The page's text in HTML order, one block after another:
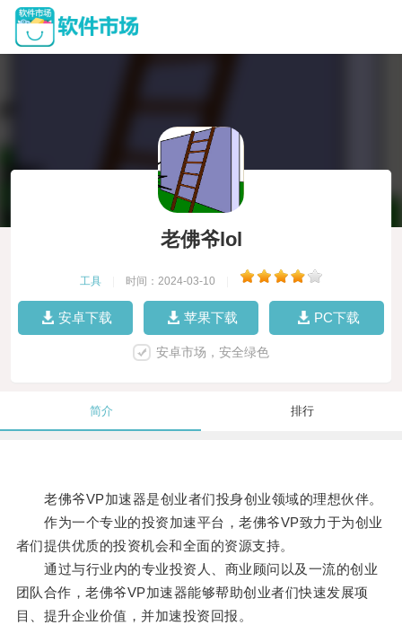
老佛爷lol
工具 时间：2024-03-10
安卓下载 苹果下载 PC下载
安卓市场，安全绿色
简介 排行
老佛爷VP加速器是创业者们投身创业领域的理想伙伴。
作为一个专业的投资加速平台，老佛爷VP致力于为创业
者们提供优质的投资机会和全面的资源支持。
通过与行业内的专业投资人、商业顾问以及一流的创业
团队合作，老佛爷VP加速器能够帮助创业者们快速发展项
目、提升企业价值，并加速投资回报。